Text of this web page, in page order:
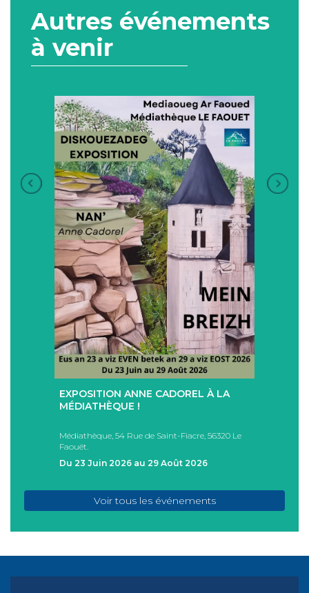
Autres événements
à venir
+
EXPOSITION ANNE CADOREL À LA
MÉDIATHÈQUE !
Médiathèque, 54 Rue de Saint-Fiacre, 56320 Le
Faouët.
Du 23 Juin 2026 au 29 Août 2026
Voir tous les événements